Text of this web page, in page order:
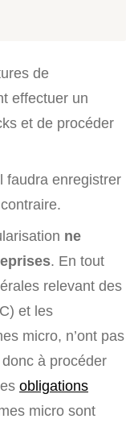
de
effectuer un
et de procéder
faudra enregistrer
ne
. En tout
relevant des
et les
micro, n’ont pas
à procéder
obligations
micro sont